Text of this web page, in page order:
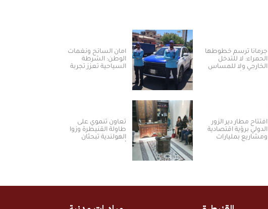
جرمانا ترسم خطوطها
الحمراء: لا للتدخل
الخارجي ولا للمساس
أمان السائح ونغمات
الوطن: الشرطة
السياحية تعزز تجربة
افتتاح مطار دير الزور
الدولي برؤية اقتصادية
ومشاريع بمليارات
تعاون تنموي على
طاولة القنيطرة وزوا
الهولندية تبحثان